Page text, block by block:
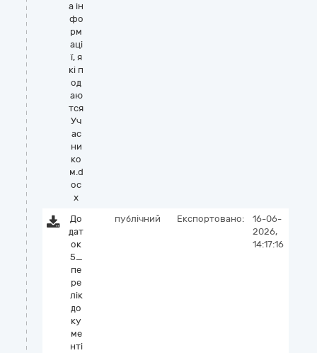
а ін
фо
рм
аці
ї, я
кі п
од
аю
тся
Уч
ас
ни
ко
м.d
oc
x
До
дат
ок
5_
пе
ре
лік
до
ку
ме
нті
публічний Експортовано:
16-06-
2026,
14:17:16